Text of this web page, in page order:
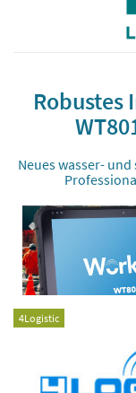
Robustes
Neues wasser-
4Logistic